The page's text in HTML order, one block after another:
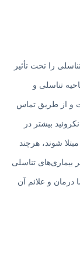
را تحت تأثیر
تناسلی و
و از طریق تماس
بیشتر در
شوند، هرچند
بیماری‌های تناسلی
و علائم آن